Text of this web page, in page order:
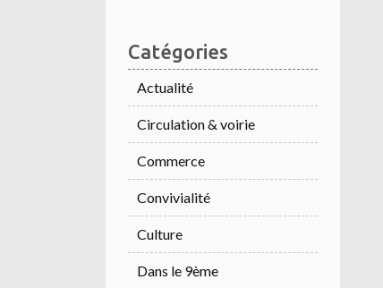
Catégories
Actualité
Circulation & voirie
Commerce
Convivialité
Culture
Dans le 9ème